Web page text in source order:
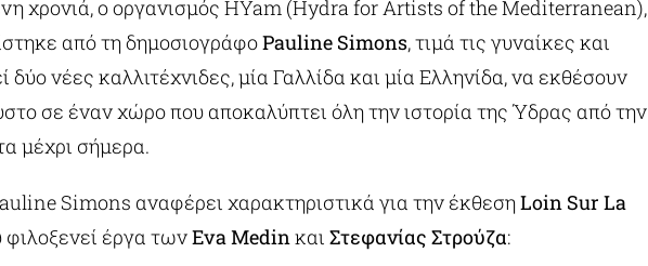
χρονιά, ο οργανισμός HYam (Hydra for Artists of the Mediterranean),
από τη δημοσιογράφοPauline Simons, τιμά τις γυναίκες και
δύο νέες καλλιτέχνιδες, μία Γαλλίδα και μία Ελληνίδα, να εκθέσουν
σε έναν χώρο που αποκαλύπτει όλη την ιστορία της Ύδρας από την
μέχρι σήμερα.
Simons αναφέρει χαρακτηριστικά για την έκθεσηLoin Sur La
φιλοξενεί έργα τωνEva Medinκαι Στεφανίας Στρούζα: